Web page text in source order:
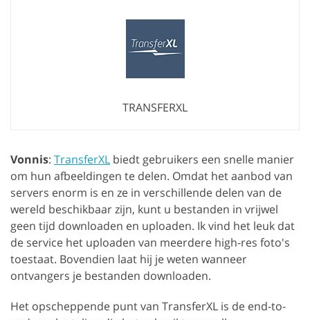
TRANSFERXL
Vonnis: TransferXL biedt gebruikers een snelle manier
om hun afbeeldingen te delen. Omdat het aanbod van
servers enorm is en ze in verschillende delen van de
wereld beschikbaar zijn, kunt u bestanden in vrijwel
geen tijd downloaden en uploaden. Ik vind het leuk dat
de service het uploaden van meerdere high-res foto's
toestaat. Bovendien laat hij je weten wanneer
ontvangers je bestanden downloaden.
Het opscheppende punt van TransferXL is de end-to-